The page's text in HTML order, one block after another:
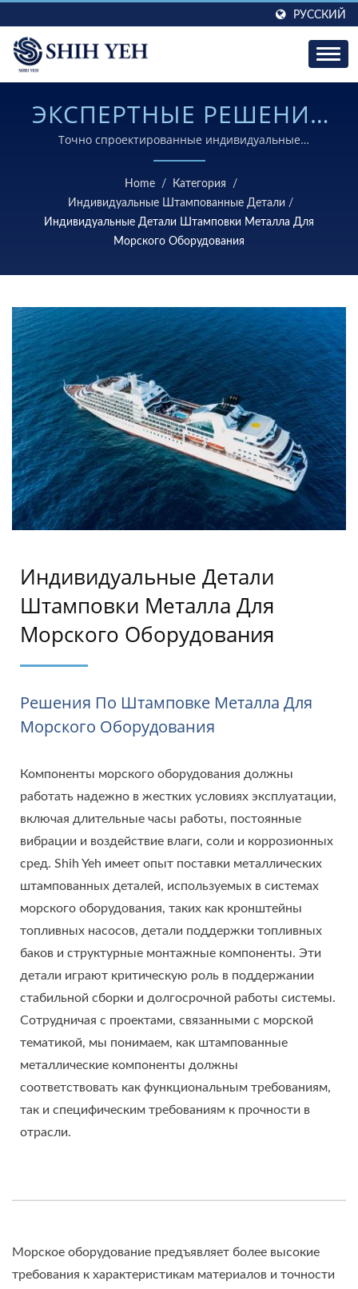
РУССКИЙ
ЭКСПЕРТНЫЕ РЕШЕНИЯ
ПО
МЕТАЛЛООБРАБОТКЕ
ДЛЯ МОРСКОГО
ОБОРУДОВАНИЯ.
Точно спроектированные индивидуальные
штампованные детали, разработанные для работы в
суровых морских условиях с исключительной
прочностью и надежностью.
Home / Категория
/
Индивидуальные Штампованные Детали /
Индивидуальные Детали Штамповки Металла Для
Морского Оборудования
Индивидуальные Детали
Штамповки Металла Для
Морского Оборудования
Решения По Штамповке Металла Для
Морского Оборудования
Компоненты морского оборудования должны
работать надежно в жестких условиях эксплуатации,
включая длительные часы работы, постоянные
вибрации и воздействие влаги, соли и коррозионных
сред. Shih Yeh имеет опыт поставки металлических
штампованных деталей, используемых в системах
морского оборудования, таких как кронштейны
топливных насосов, детали поддержки топливных
баков и структурные монтажные компоненты. Эти
детали играют критическую роль в поддержании
стабильной сборки и долгосрочной работы системы.
Сотрудничая с проектами, связанными с морской
тематикой, мы понимаем, как штампованные
металлические компоненты должны
соответствовать как функциональным требованиям,
так и специфическим требованиям к прочности в
отрасли.
Морское оборудование предъявляет более высокие
требования к характеристикам материалов и точности